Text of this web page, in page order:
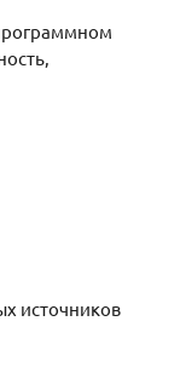
источников